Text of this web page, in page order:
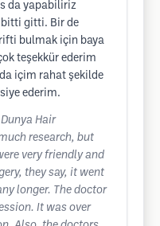
da yapabiliriz
bitti gitti. Bir de
bulmak için baya
teşekkür ederim
içim rahat şekilde
ederim.
Hair
research, but
very friendly and
they say, it went
longer. The doctor
It was over